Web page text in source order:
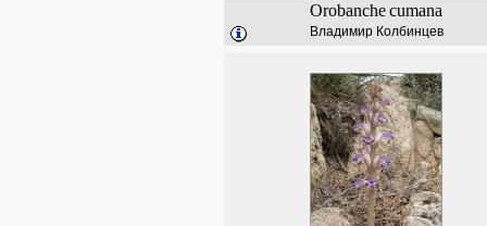
Orobanchecumana
Владимир Колбинцев